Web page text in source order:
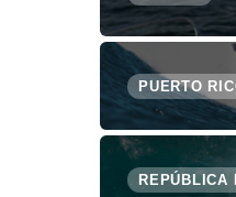
PUERTO
REPÚBLICA